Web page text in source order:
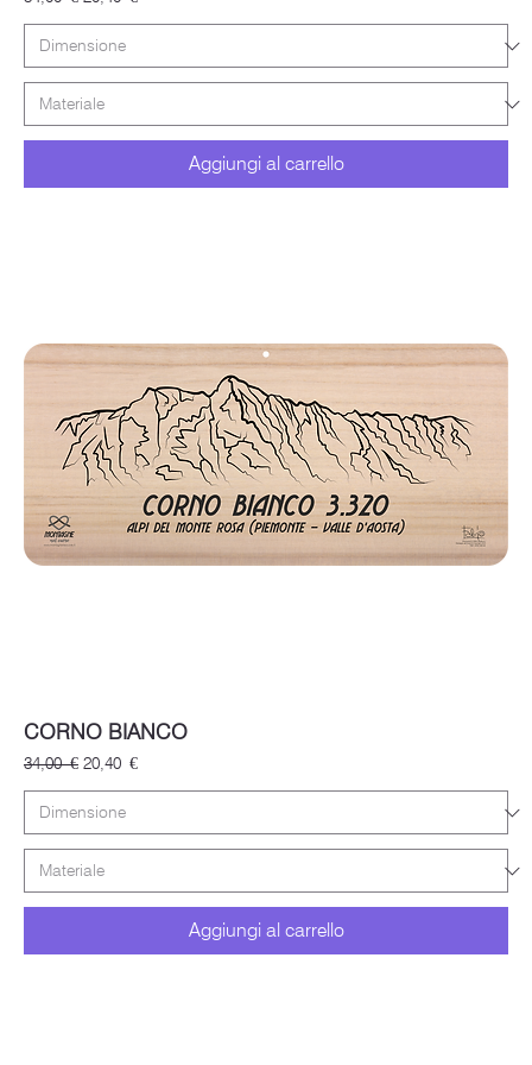
Aggiungi al carrello
CORNO BIANCO
Prezzo regolare
34,00 € Prezzo scontato
20,40 €
Aggiungi al carrello